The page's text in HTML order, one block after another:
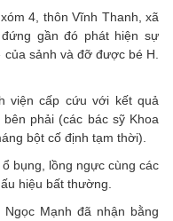
4, thôn Vĩnh Thanh, xã
gần đó phát hiện sự
sảnh và đỡ được bé H.
viện cấp cứu với kết quả
phải (các bác sỹ Khoa
bột cố định tạm thời).
bụng, lồng ngực cùng các
hiệu bất thường.
Mạnh đã nhận bằng